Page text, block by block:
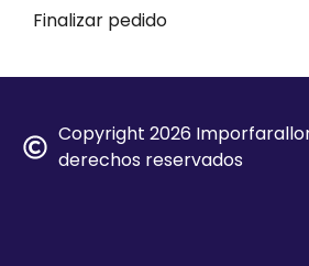
Finalizar pedido
Copyright 2026
derechos reservados